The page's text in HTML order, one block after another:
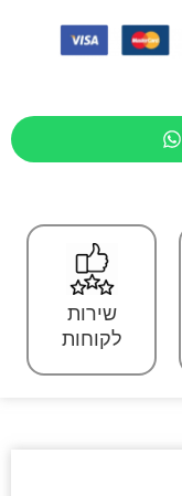
שירות
לקוחות